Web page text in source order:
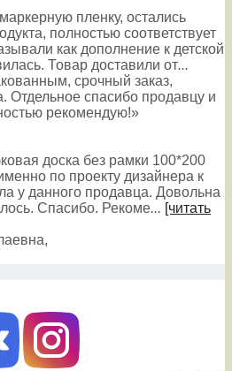
пленку, остались
полностью соответствует
как дополнение к детской
Товар доставили от...
срочный заказ,
Отдельное спасибо продавцу и
рекомендую!»
доска без рамки 100*200
по проекту дизайнера к
у данного продавца. Довольна
Спасибо. Рекоме... [читать
,